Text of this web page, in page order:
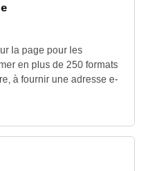
la page pour les
en plus de 250 formats
à fournir une adresse e-